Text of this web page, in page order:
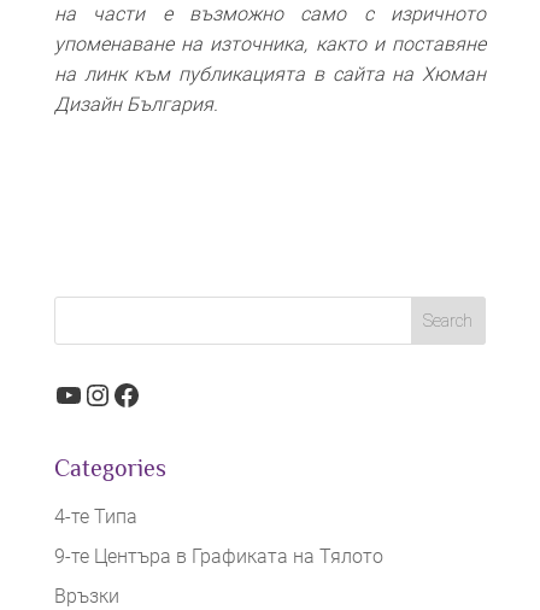
на части е възможно само с изричното
упоменаване на източника, както и поставяне
на линк към публикацията в сайта на Хюман
Дизайн България.
YouTube
Instagram
Facebook
Categories
4-те Типа
9-те Центъра в Графиката на Тялото
Връзки